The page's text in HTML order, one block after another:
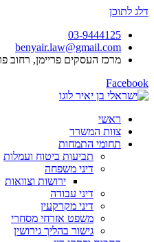
דלג לתוכן
03-9444125
benyair.law@gmail.com
מרכז העסקים פריימן, רחוב פריימן 5,
Facebook
ראשי
צוות המשרד
תחומי התמחות
תביעות ביטוח ועמלות
דיני משפחה
ירושות וצוואות
דיני עבודה
דיני מקרקעין
משפט אזרחי מסחרי
גישור בהליך גירושין